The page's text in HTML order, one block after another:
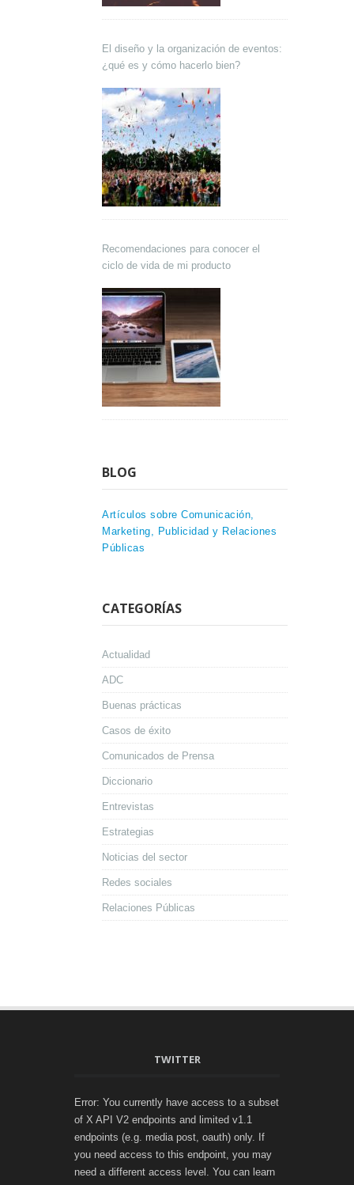
El diseño y la organización de eventos:
¿qué es y cómo hacerlo bien?
Recomendaciones para conocer el
ciclo de vida de mi producto
BLOG
Artículos sobre Comunicación,
Marketing, Publicidad y Relaciones
Públicas
CATEGORÍAS
Actualidad
ADC
Buenas prácticas
Casos de éxito
Comunicados de Prensa
Diccionario
Entrevistas
Estrategias
Noticias del sector
Redes sociales
Relaciones Públicas
TWITTER
Error: You currently have access to a subset
of X API V2 endpoints and limited v1.1
endpoints (e.g. media post, oauth) only. If
you need access to this endpoint, you may
need a different access level. You can learn